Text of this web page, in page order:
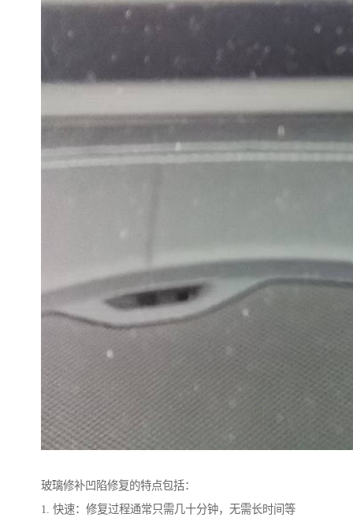
玻璃修补凹陷修复的特点包括：
1. 快速：修复过程通常只需几十分钟，无需长时间等